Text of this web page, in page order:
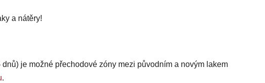
a nátěry!
je možné přechodové zóny mezi původním a novým lakem
.